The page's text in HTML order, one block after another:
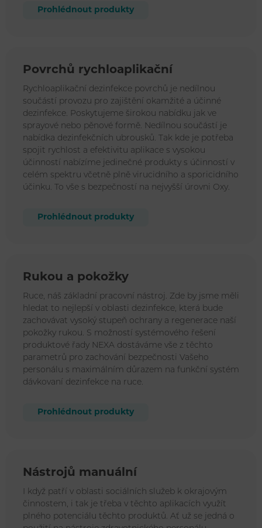
Prohlédnout produkty
Povrchů rychloaplikační
Rychloaplikační dezinfekce povrchů je nedílnou
součástí provozu pro zajištění okamžité a účinné
dezinfekce. Poskytujeme širokou nabídku jak ve
sprayové nebo pěnové formě. Nedílnou součástí je
nabídka dezinfekčních ubrousků. Tak kde je potřeba
spojit rychlost a efektivitu aplikace s vysokou
účinností nabízíme jedinečné produkty s účinností v
celém spektru včetně plně virucidního a sporicidního
účinku. To vše s bezpečností na nejvyšší úrovni Oxy.
Prohlédnout produkty
Rukou a pokožky
Ruce, náš základní pracovní nástroj. Zde by jsme měli
hledat to nejlepší v oblasti dezinfekce, která bude
zachovávat vysoký stupeň ochrany a regenerace naší
pokožky rukou. S možností systémového řešení
produktové řady NEXA dostáváme vše z těchto
parametrů pro zachování bezpečnosti Vašeho
personálu s maximálním důrazem na funkční systém
dávkovaní dezinfekce na ruce.
Prohlédnout produkty
Nástrojů manuální
I když patří v oblasti sociálních služeb k okrajovým
činnostem, i tak je třeba v těchto aplikacích využít
plného potenciálu těchto produktů. Ať už se jedná o